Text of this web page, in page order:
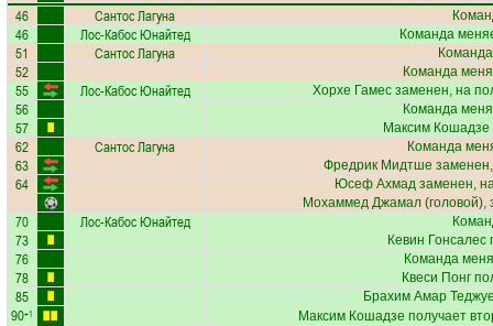
46 Сантос Лагуна
46 Лос-Кабос Юнайтед Команда
51 Сантос Лагуна
52 Команда
55 Лос-Кабос Юнайтед Хорхе Гамес заменен, на
56 Команда
57 Максим Кошадзе
62 Сантос Лагуна Команда
63 Фредрик Мидтше
64 Юсеф Ахмад заменен,
Мохаммед Джамал(головой),
70 Лос-Кабос Юнайтед
73 Кевин Гонсалес
76 Команда
78 Квеси Понг
85 Брахим Амар
90+1 Максим Кошадзе получает